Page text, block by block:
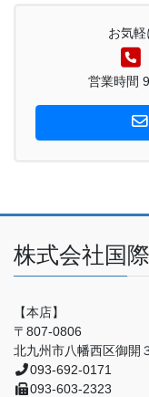
お気軽
営業時間
株式会社国
【本店】
〒807-0806
北九州市八幡西区御開
093-692-0171
093-603-2323